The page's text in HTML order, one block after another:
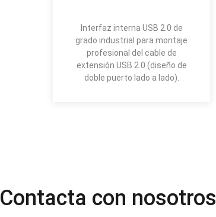
Interfaz interna USB 2.0 de
grado industrial para montaje
profesional del cable de
extensión USB 2.0 (diseño de
doble puerto lado a lado).
Contacta con nosotros